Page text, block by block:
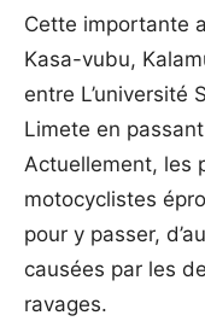
Cette importante
Kasa-vubu,
entre L’université
Limete en
Actuellement, les
motocyclistes
pour y passer,
causées par les
ravages.